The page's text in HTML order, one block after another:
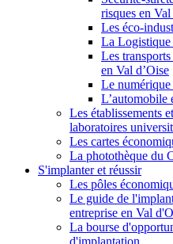
risques en Val
Les éco-
La Logistique
Les
en Val d’Oise
Le numérique
L’automobile
Les établissements
laboratoires
Les cartes
La photothèque du
S'implanter et réussir
Les pôles
Le guide de
entreprise en Val
La bourse
d'implantation